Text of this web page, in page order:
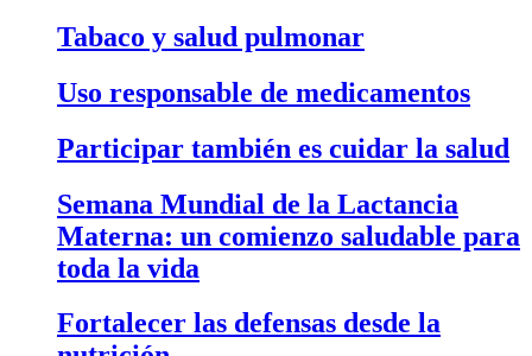
Tabaco y salud pulmonar
Uso responsable de medicamentos
Participar también es cuidar la salud
Semana Mundial de la Lactancia
Materna: un comienzo saludable para
toda la vida
Fortalecer las defensas desde la